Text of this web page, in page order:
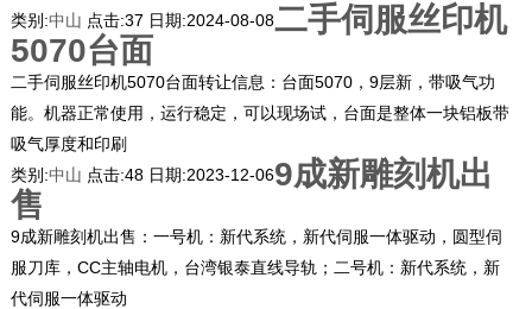
类别:中山 点击:37 日期:2024-08-08二手伺服丝印机
5070台面
二手伺服丝印机5070台面转让信息：台面5070，9层新，带吸气功
能。机器正常使用，运行稳定，可以现场试，台面是整体一块铝板带
吸气厚度和印刷
类别:中山 点击:48 日期:2023-12-069成新雕刻机出
售
9成新雕刻机出售：一号机：新代系统，新代伺服一体驱动，圆型伺
服刀库，CC主轴电机，台湾银泰直线导轨；二号机：新代系统，新
代伺服一体驱动